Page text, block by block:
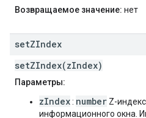
Возвращаемое значение: нет
setZIndex
setZIndex(zIndex)
Параметры:
zIndex: number Z-
информационного окна.